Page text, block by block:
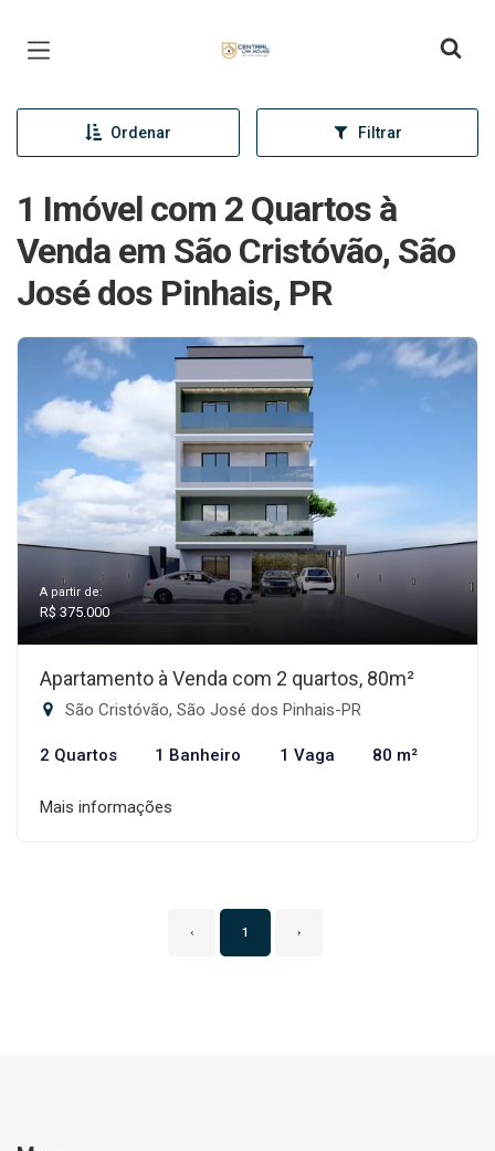
Ordenar Filtrar
1 Imóvel com 2 Quartos à
Venda em São Cristóvão, São
José dos Pinhais, PR
A partir de:
R$ 375.000
Apartamento à Venda com 2 quartos, 80m²
São Cristóvão, São José dos Pinhais-PR
2 Quartos 1 Banheiro 1 Vaga 80 m²
Mais informações
‹ 1 ›